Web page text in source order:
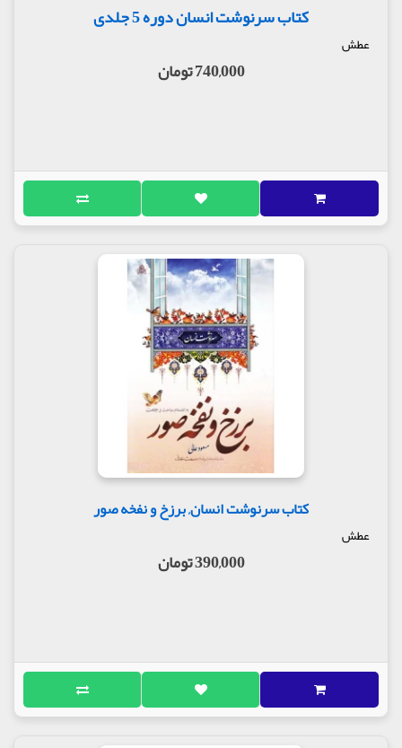
کتاب سرنوشت انسان دوره 5 جلدی
عطش
740,000 تومان
کتاب سرنوشت انسان, برزخ و نفخه صور
عطش
390,000 تومان